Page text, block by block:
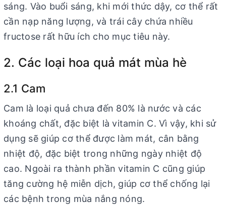
sáng. Vào buổi sáng, khi mới thức dậy, cơ thể rất
cần nạp năng lượng, và trái cây chứa nhiều
fructose rất hữu ích cho mục tiêu này.
2. Các loại hoa quả mát mùa hè
2.1 Cam
Cam là loại quả chưa đến 80% là nước và các
khoáng chất, đặc biệt là vitamin C. Vì vậy, khi sử
dụng sẽ giúp cơ thể được làm mát, cân bằng
nhiệt độ, đặc biệt trong những ngày nhiệt độ
cao. Ngoài ra thành phần vitamin C cũng giúp
tăng cường hệ miễn dịch, giúp cơ thể chống lại
các bệnh trong mùa nắng nóng.